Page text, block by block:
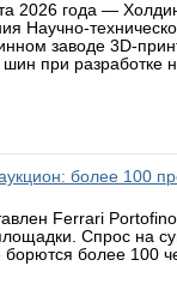
2026 года —
Научно-
заводе 3D-
при разработке
более 100
Ferrari
Спрос на
более 100